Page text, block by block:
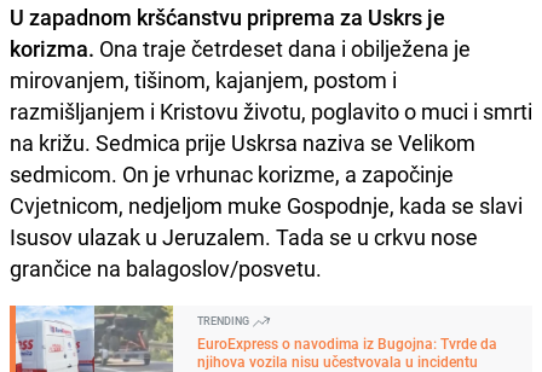
U zapadnom kršćanstvu priprema za Uskrs je
korizma. Ona traje četrdeset dana i obilježena je
mirovanjem, tišinom, kajanjem, postom i
razmišljanjem i Kristovu životu, poglavito o muci i smrti
na križu. Sedmica prije Uskrsa naziva se Velikom
sedmicom. On je vrhunac korizme, a započinje
Cvjetnicom, nedjeljom muke Gospodnje, kada se slavi
Isusov ulazak u Jeruzalem. Tada se u crkvu nose
grančice na balagoslov/posvetu.
TRENDING
EuroExpress o navodima iz Bugojna: Tvrde da
njihova vozila nisu učestvovala u incidentu